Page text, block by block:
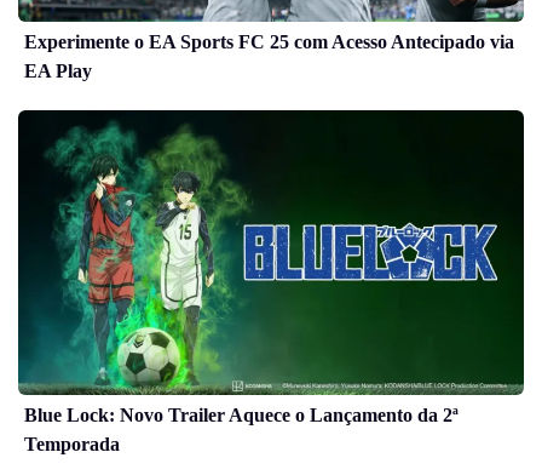
Experimente o EA Sports FC 25 com Acesso Antecipado via
EA Play
Blue Lock: Novo Trailer Aquece o Lançamento da 2ª
Temporada